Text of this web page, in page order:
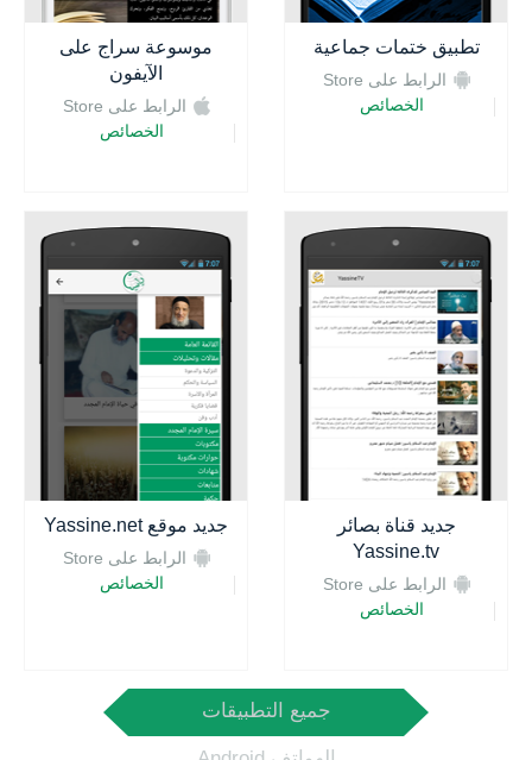
موسوعة سراج على
الآيفون
الرابط على Store
الخصائص
تطبيق ختمات جماعية
الرابط على Store
الخصائص
جديد موقع Yassine.net
الرابط على Store
الخصائص
جديد قناة بصائر
Yassine.tv
الرابط على Store
الخصائص
جميع التطبيقات